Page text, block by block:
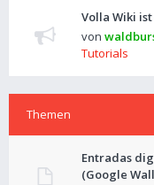
Volla Wiki
von
Tutorials
Themen
Entradas
(Google